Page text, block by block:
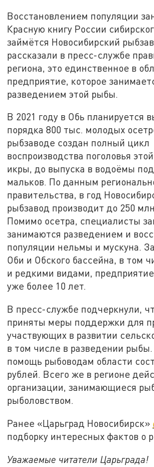
Восстановлением популяции
Красную книгу России
займётся Новосибирский
рассказали в пресс-службе
региона, это единственное в
предприятие, которое
разведением этой рыбы.
В 2021 году в Обь планируется
порядка 800 тыс. молодых
рыбзаводе создан полный цикл
воспроизводства поголовья
икры, до выпуска в водоёмы
мальков. По данным
правительства, в год
рыбзавод производит до 250
Помимо осетра, специалисты
занимаются разведением и
популяции нельмы и мускуна.
Оби и Обского бассейна, в том
и редкими видами,
уже более 10 лет.
В пресс-службе подчеркнули,
приняты меры поддержки для
участвующих в развитии
в том числе в разведении рыбы.
помощь рыбоводам области
рублей. Всего же в регионе
организации, занимающиеся
рыболовством.
Ранее «Царьград Новосибирск»
подборку интересных фактов о
Уважаемые читатели Царьграда!